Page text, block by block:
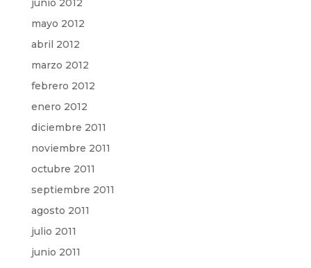
junio 2012
mayo 2012
abril 2012
marzo 2012
febrero 2012
enero 2012
diciembre 2011
noviembre 2011
octubre 2011
septiembre 2011
agosto 2011
julio 2011
junio 2011